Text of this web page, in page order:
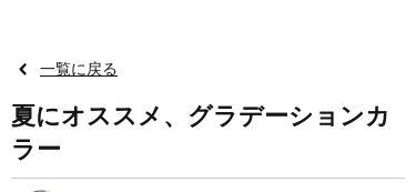
一覧に戻る
夏にオススメ、グラデーションカ
ラー